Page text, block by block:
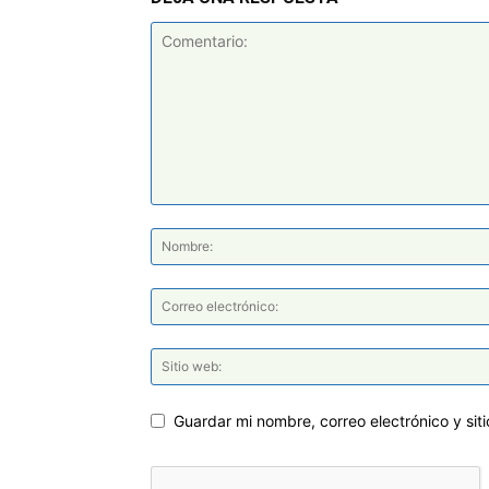
Guardar mi nombre, correo electrónico y